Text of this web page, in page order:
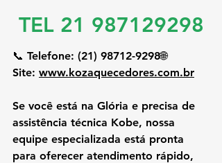
TEL 21 987129298
📞 Telefone: (21) 98712-9298🌐
Site: www.kozaquecedores.com.br
Se você está na Glória e precisa de
assistência técnica Kobe, nossa
equipe especializada está pronta
para oferecer atendimento rápido,